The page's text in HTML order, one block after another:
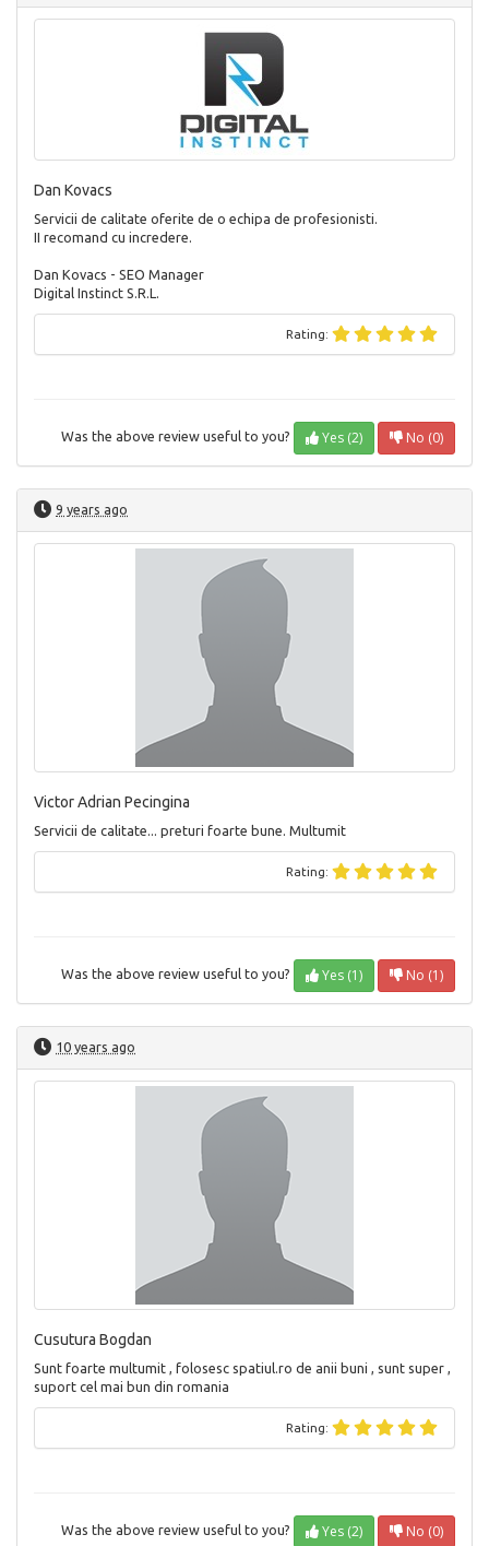
Dan Kovacs
Servicii de calitate oferite de o echipa de profesionisti.
II recomand cu incredere.
Dan Kovacs - SEO Manager
Digital Instinct S.R.L.
Rating:
Was the above review useful to you? Yes (2) No (0)
9 years ago
Victor Adrian Pecingina
Servicii de calitate... preturi foarte bune. Multumit
Rating:
Was the above review useful to you? Yes (1) No (1)
10 years ago
Cusutura Bogdan
Sunt foarte multumit , folosesc spatiul.ro de anii buni , sunt super ,
suport cel mai bun din romania
Rating:
Was the above review useful to you? Yes (2) No (0)